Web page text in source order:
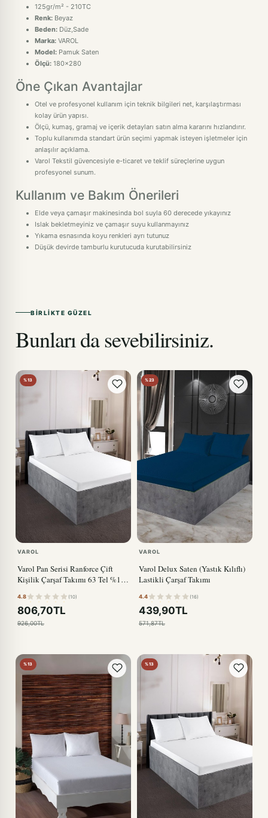
125gr/m² - 210TC
Renk: Beyaz
Beden: Düz,Sade
Marka: VAROL
Model: Pamuk Saten
Ölçü: 180x280
Öne Çıkan Avantajlar
Otel ve profesyonel kullanım için teknik bilgileri net, karşılaştırması
kolay ürün yapısı.
Ölçü, kumaş, gramaj ve içerik detayları satın alma kararını hızlandırır.
Toplu kullanımda standart ürün seçimi yapmak isteyen işletmeler için
anlaşılır açıklama.
Varol Tekstil güvencesiyle e-ticaret ve teklif süreçlerine uygun
profesyonel sunum.
Kullanım ve Bakım Önerileri
Elde veya çamaşır makinesinda bol suyla 60 derecede yıkayınız
Islak bekletmeyiniz ve çamaşır suyu kullanmayınız
Yıkama esnasında koyu renkleri ayrı tutunuz
Düşük devirde tamburlu kurutucuda kurutabilirsiniz
BIRLIKTE GÜZEL
Bunları da sevebilirsiniz.
%13
VAROL
Varol Pan Serisi Ranforce Çift
Kişilik Çarşaf Takımı 63 Tel %100
4.8 (10)
806,70TL
926,00TL
%23
VAROL
Varol Delux Saten (Yastık Kılıflı)
Lastikli Çarşaf Takımı
4.4 (16)
439,90TL
571,87TL
%13 %13